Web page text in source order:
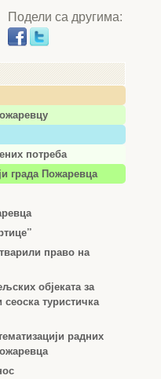
потреба
града Пожаревца
право на
објеката за
туристичка
радних
Подели са другима: